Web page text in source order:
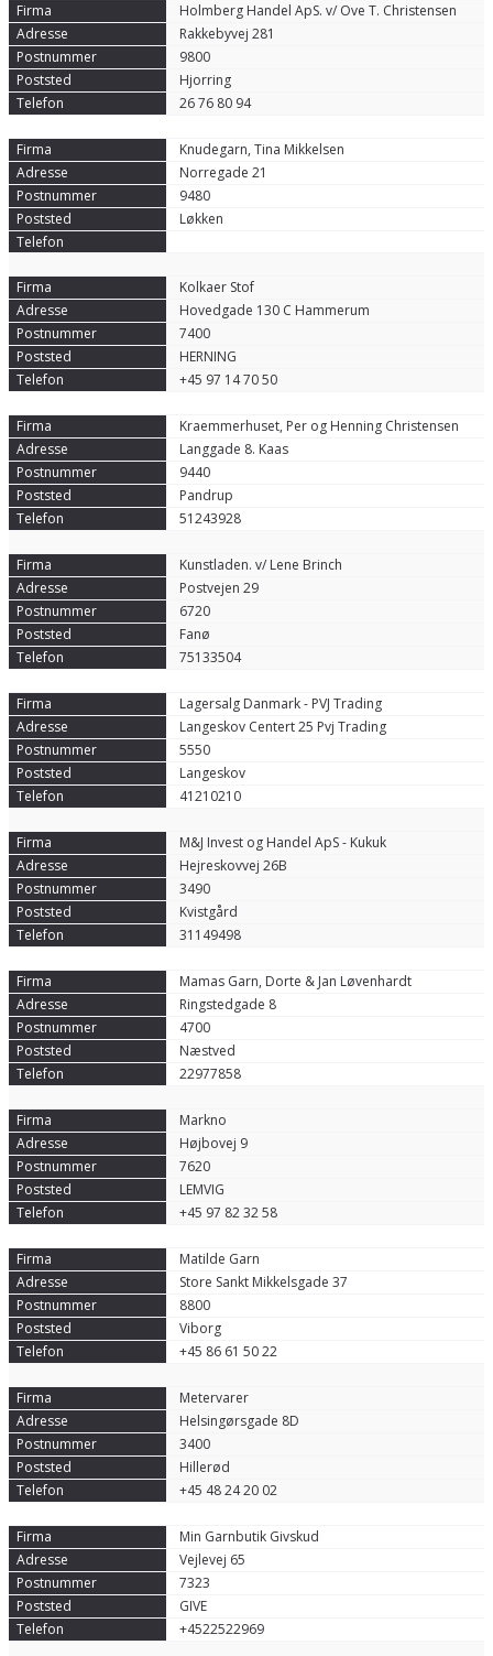
Holmberg Handel ApS. v/ Ove T. Christensen
Rakkebyvej 281
9800
Hjorring
26 76 80 94
Knudegarn, Tina Mikkelsen
Norregade 21
9480
Løkken
Kolkaer Stof
Hovedgade 130 C Hammerum
7400
HERNING
+45 97 14 70 50
Kraemmerhuset, Per og Henning Christensen
Langgade 8. Kaas
9440
Pandrup
51243928
Kunstladen. v/ Lene Brinch
Postvejen 29
6720
Fanø
75133504
Lagersalg Danmark - PVJ Trading
Langeskov Centert 25 Pvj Trading
5550
Langeskov
41210210
M&J Invest og Handel ApS - Kukuk
Hejreskovvej 26B
3490
Kvistgård
31149498
Mamas Garn, Dorte & Jan Løvenhardt
Ringstedgade 8
4700
Næstved
22977858
Markno
Højbovej 9
7620
LEMVIG
+45 97 82 32 58
Matilde Garn
Store Sankt Mikkelsgade 37
8800
Viborg
+45 86 61 50 22
Metervarer
Helsingørsgade 8D
3400
Hillerød
+45 48 24 20 02
Min Garnbutik Givskud
Vejlevej 65
7323
GIVE
+4522522969